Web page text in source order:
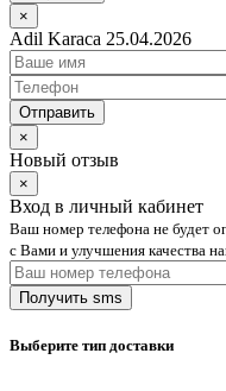
×
Adil Karaca 25.04.2026
Отправить
×
Новый отзыв
×
Вход в личный кабинет
Ваш номер телефона не будет
с Вами и улучшения качества
Выберите тип доставки